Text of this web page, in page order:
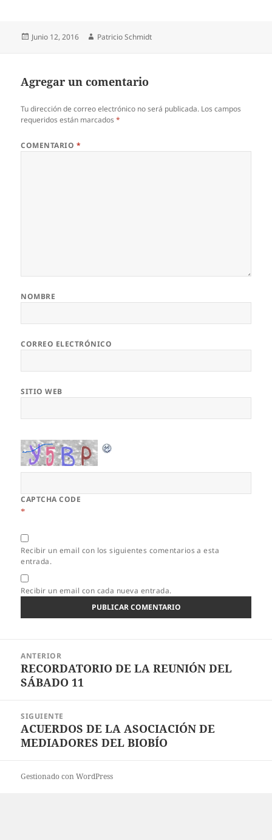
Publicado
Junio 12, 2016 Autor
Patricio Schmidt
Agregar un comentario
Tu dirección de correo electrónico no será publicada. Los campos
requeridos están marcados*
COMENTARIO *
NOMBRE
CORREO ELECTRÓNICO
SITIO WEB
CAPTCHA CODE
*
Recibir un email con los siguientes comentarios a esta
entrada.
Recibir un email con cada nueva entrada.
entradas
ANTERIOR
Entrada
anterior:
RECORDATORIO DE LA REUNIÓN DEL
SÁBADO 11
SIGUIENTE
Entrada
siguiente:
ACUERDOS DE LA ASOCIACIÓN DE
MEDIADORES DEL BIOBÍO
Gestionado con WordPress